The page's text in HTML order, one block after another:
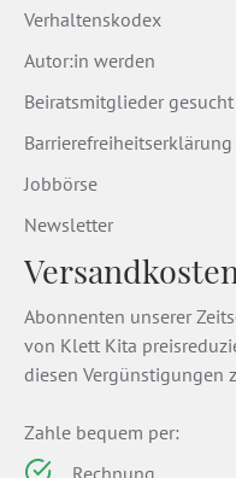
Verhaltenskodex
Autor:in werden
Beiratsmitglieder gesucht
Barrierefreiheitserklärung
Jobbörse
Newsletter
Abonnenten unserer
von Klett Kita
diesen Vergünstigungen
Zahle bequem per: